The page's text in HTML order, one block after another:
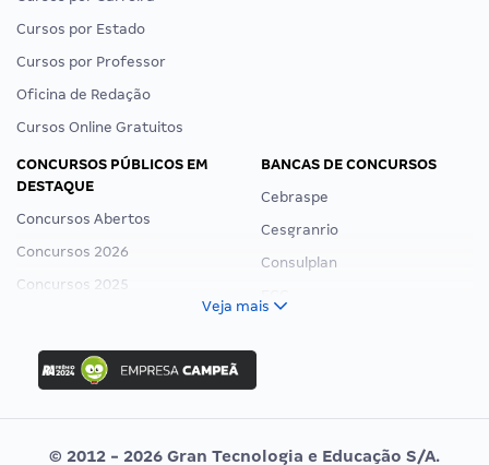
Cursos por Estado
Cursos por Professor
Oficina de Redação
Cursos Online Gratuitos
CONCURSOS PÚBLICOS EM
DESTAQUE
Concursos Abertos
Concursos 2026
Concursos 2025
Concurso Ibama
Concurso MPU
Editais publicados
BANCAS DE CONCURSOS
Cebraspe
Cesgranrio
Consulplan
Vunesp
Veja mais
© 2012 - 2026 Gran Tecnologia e Educação S/A.